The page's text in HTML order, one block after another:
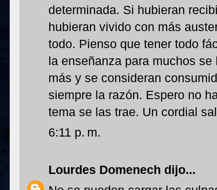
determinada. Si hubieran
hubieran vivido con más
todo. Pienso que tener todo
la enseñanza para muchos
más y se consideran
siempre la razón. Espero no
tema se las trae. Un cordial
6:11 p. m.
Lourdes Domenech dijo...